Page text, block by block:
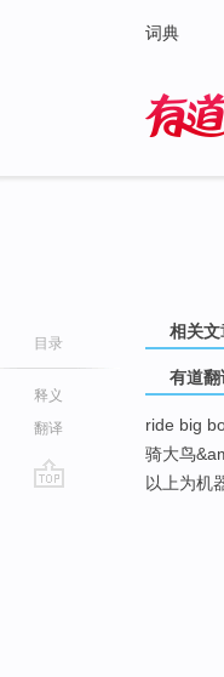
词典
目录
释义
翻译
相关文
有道翻
ride big
骑大鸟
以上为机